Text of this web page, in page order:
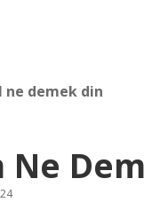
ne demek din
Ne